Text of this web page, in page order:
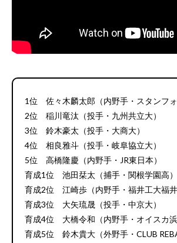
1位 佐々木麟太郎（内野手・スタンフォ
2位 稲川竜汰（投手・九州共立大）
3位 鈴木豪太（投手・大商大）
4位 相良雅斗（投手・岐阜協立大）
5位 高橋隆慶（内野手・JR東日本）
育成1位 池田栞太（捕手・関根学園高）
育成2位 江崎歩（内野手・福井工大福井
育成3位 大矢琉晟（投手・中京大）
育成4位 大橋令和（内野手・オイスカ浜
育成5位 鈴木貴大（外野手・CLUB